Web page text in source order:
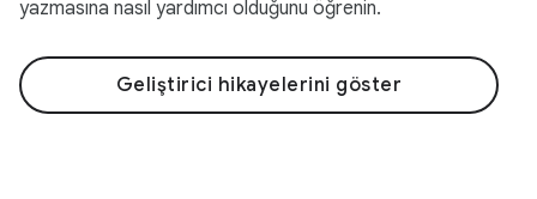
yazmasına nasıl yardımcı olduğunu öğrenin.
Geliştirici hikayelerini göster